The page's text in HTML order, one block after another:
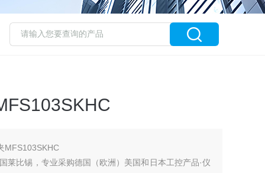
MFS103SKHC
莱比锡，专业采购德国（欧洲）美国和日本工控产品·仪